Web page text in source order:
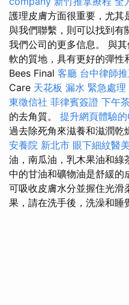
護理皮膚方面很重要，尤
與我們聯繫，則可以找到有
我們公司的更多信息。 與
軟的質地，具有更好的彈
Bees Final 客廳 台中律師
Care 天花板 漏水 緊急處理
東徵信社 菲律賓簽證 下午
的去角質。 提升網頁體驗
過去除死角來滋養和滋潤乾
安養院 新北市 眼下細紋醫美
油，南瓜油，乳木果油和綠
中的甘油和礦物油是舒緩的
可吸收皮膚水分並握住光滑
果，請在洗手後，洗澡和睡